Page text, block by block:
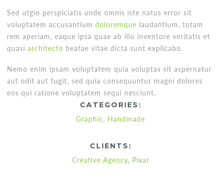
Sed utgio perspiciatis unde omnis iste natus error sit
voluptatem accusantium doloremque laudantium, totam
rem aperiam, eaque ipsa quae ab illo inventore veritatis et
quasi architecto beatae vitae dicta sunt explicabo.
Nemo enim ipsam voluptatem quia voluptas sit aspernatur
aut odit aut fugit, sed quia consequuntur magni dolores
eos qui ratione voluptatem sequi nesciunt.
CATEGORIES:
Graphic, Handmade
CLIENTS:
Creative Agency, Pixar